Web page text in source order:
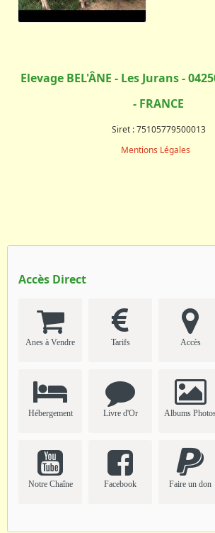
Elevage BEL'ÂNE - Les Jurans -
- FRANCE
Siret : 75105779500013
Mentions Légales
Accès Direct
Anes à Vendre Tarifs Accès
Hébergement Livre d'Or Albums
Notre Chaîne Facebook Faire un don